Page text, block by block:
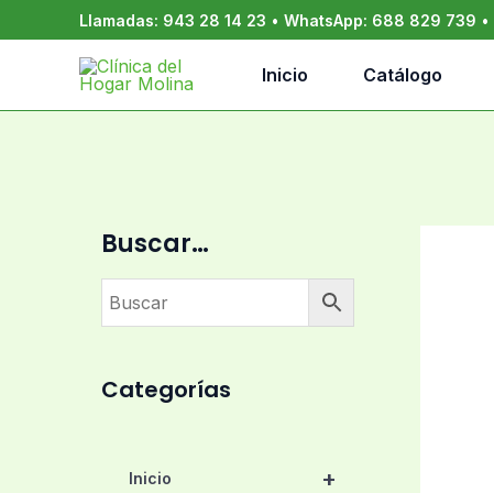
al
contenido
Llamadas: 943 28 14 23 • WhatsApp: 688 829 739 •
Inicio Catálogo
Buscar…
Categorías
+
Inicio